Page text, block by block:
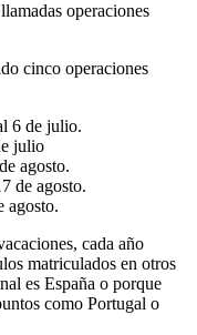
operaciones
cinco operaciones
6 de julio.
julio
agosto.
de agosto.
agosto.
cada año
matriculados en otros
es España o porque
como Portugal o